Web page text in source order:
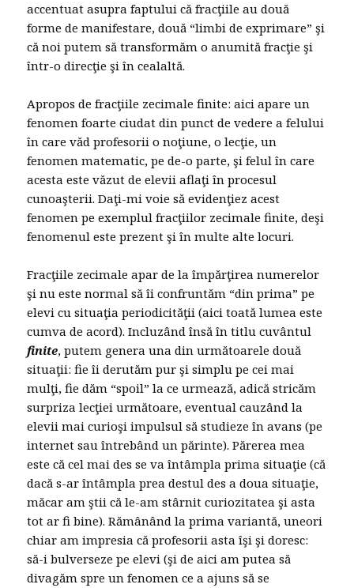
accentuat asupra faptului că fracţiile au două
forme de manifestare, două “limbi de exprimare” şi
că noi putem să transformăm o anumită fracţie şi
într-o direcţie şi în cealaltă.
Apropos de fracţiile zecimale finite: aici apare un
fenomen foarte ciudat din punct de vedere a felului
în care văd profesorii o noţiune, o lecţie, un
fenomen matematic, pe de-o parte, şi felul în care
acesta este văzut de elevii aflaţi în procesul
cunoaşterii. Daţi-mi voie să evidenţiez acest
fenomen pe exemplul fracţiilor zecimale finite, deşi
fenomenul este prezent şi în multe alte locuri.
Fracţiile zecimale apar de la împărţirea numerelor
şi nu este normal să îi confruntăm “din prima” pe
elevi cu situaţia periodicităţii (aici toată lumea este
cumva de acord). Incluzând însă în titlu cuvântul
finite, putem genera una din următoarele două
situaţii: fie îi derutăm pur şi simplu pe cei mai
mulţi, fie dăm “spoil” la ce urmează, adică stricăm
surpriza lecţiei următoare, eventual cauzând la
elevii mai curioşi impulsul să studieze în avans (pe
internet sau întrebând un părinte). Părerea mea
este că cel mai des se va întâmpla prima situaţie (că
dacă s-ar întâmpla prea destul des a doua situaţie,
măcar am ştii că le-am stârnit curiozitatea şi asta
tot ar fi bine). Rămânând la prima variantă, uneori
chiar am impresia că profesorii asta îşi şi doresc:
să-i bulverseze pe elevi (şi de aici am putea să
divagăm spre un fenomen ce a ajuns să se